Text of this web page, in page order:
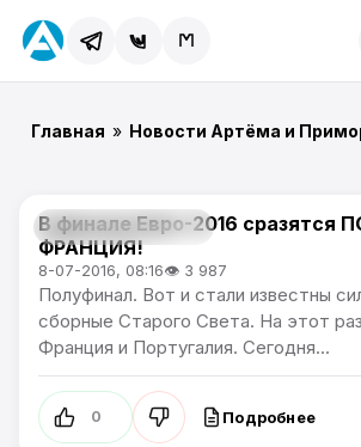
Главная » Новости Артёма и
Чемпионат Европы
В финале Евро-2016 сразятся
ФРАНЦИЯ!
8-07-2016, 08:16👁 3 987
Полуфинал. Вот и стали известны
сборные Старого Света. На этот
Франция и Португалия. Сегодня...
0 Подробнее